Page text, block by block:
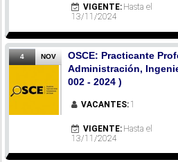
VIGENTE: Hasta el
13/11/2024
4 NOV
OSCE: Practicante
Administración,
002 - 2024 )
VACANTES: 1
VIGENTE: Hasta el
13/11/2024